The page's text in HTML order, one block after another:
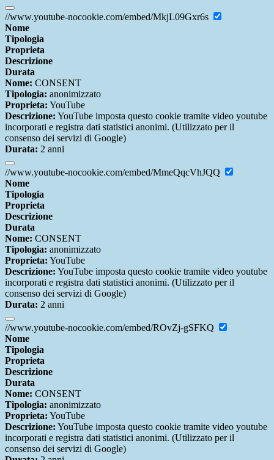
//www.youtube-nocookie.com/embed/MkjL09Gxr6s
Nome
Tipologia
Proprieta
Descrizione
Durata
Nome: CONSENT
Tipologia: anonimizzato
Proprieta: YouTube
Descrizione: YouTube imposta questo cookie tramite video youtube
incorporati e registra dati statistici anonimi. (Utilizzato per il
consenso dei servizi di Google)
Durata: 2 anni
//www.youtube-nocookie.com/embed/MmeQqcVhJQQ
Nome
Tipologia
Proprieta
Descrizione
Durata
Nome: CONSENT
Tipologia: anonimizzato
Proprieta: YouTube
Descrizione: YouTube imposta questo cookie tramite video youtube
incorporati e registra dati statistici anonimi. (Utilizzato per il
consenso dei servizi di Google)
Durata: 2 anni
//www.youtube-nocookie.com/embed/ROvZj-gSFKQ
Nome
Tipologia
Proprieta
Descrizione
Durata
Nome: CONSENT
Tipologia: anonimizzato
Proprieta: YouTube
Descrizione: YouTube imposta questo cookie tramite video youtube
incorporati e registra dati statistici anonimi. (Utilizzato per il
consenso dei servizi di Google)